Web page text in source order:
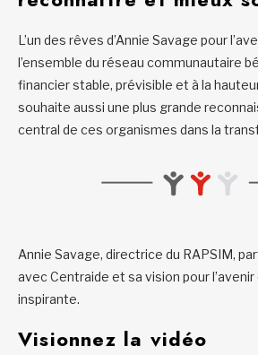
L’un des rêves d’Annie Savage pour
l’ensemble du réseau communautaire
financier stable, prévisible et à la
souhaite aussi une plus grande
central de ces organismes dans la
Annie Savage, directrice du RAPSIM,
avec Centraide et sa vision pour
inspirante.
Visionnez la vidéo